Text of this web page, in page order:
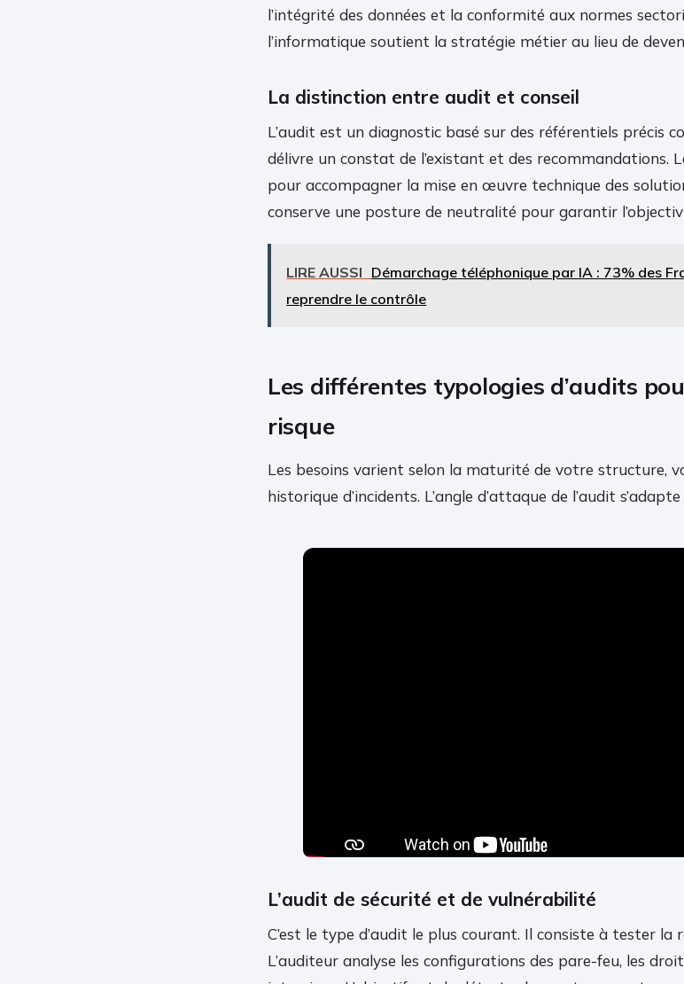
l’intégrité des données et la conformité aux normes
l’informatique soutient la stratégie métier au lieu de
La distinction entre audit et conseil
L’audit est un diagnostic basé sur des référentiels précis
délivre un constat de l’existant et des recommandations.
pour accompagner la mise en œuvre technique des
conserve une posture de neutralité pour garantir
LIRE AUSSI Démarchage téléphonique par IA : 73% des
reprendre le contrôle
Les différentes typologies d’audits
risque
Les besoins varient selon la maturité de votre structure,
historique d’incidents. L’angle d’attaque de l’audit
L’audit de sécurité et de vulnérabilité
C’est le type d’audit le plus courant. Il consiste à tester la
L’auditeur analyse les configurations des pare-feu, les